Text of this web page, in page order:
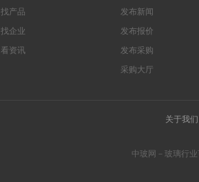
找产品
找企业
看资讯
发布新闻
发布报价
发布采购
采购大厅
关于我们
中玻网－玻璃行